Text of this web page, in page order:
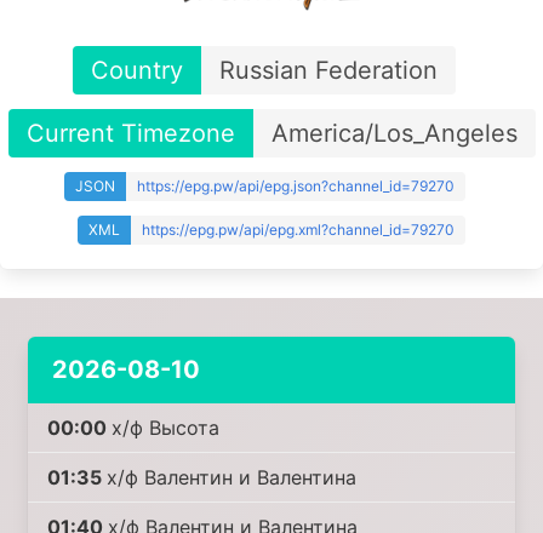
Country Russian Federation
Current Timezone America/Los_Angeles
JSON https://epg.pw/api/epg.json?channel_id=79270
XML https://epg.pw/api/epg.xml?channel_id=79270
2026-08-10
00:00 х/ф Высота
01:35 х/ф Валентин и Валентина
01:40 х/ф Валентин и Валентина